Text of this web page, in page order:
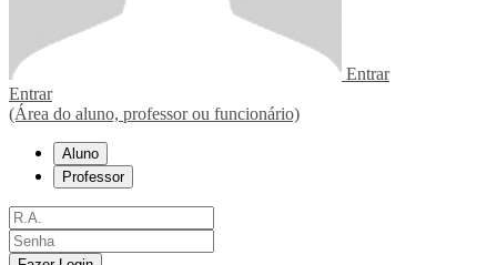
Entrar
Entrar
(Área do aluno, professor ou funcionário)
Aluno
Professor